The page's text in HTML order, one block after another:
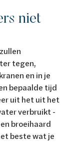
niet
tegen,
en in je
bepaalde tijd
uit het uit het
verbruikt -
broeihaard
beste wat je